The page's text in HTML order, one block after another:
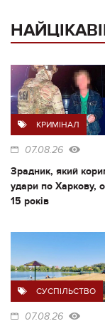
КРИМІНАЛ
07.08.26
Зрадник, який
удари по Харкову,
15 років
СУСПІЛЬСТВО
07.08.26